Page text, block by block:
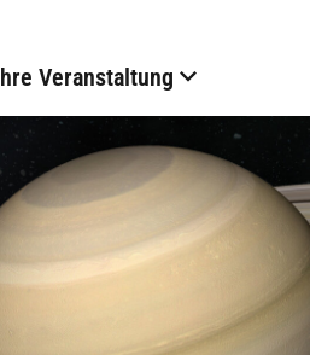
Veranstaltung